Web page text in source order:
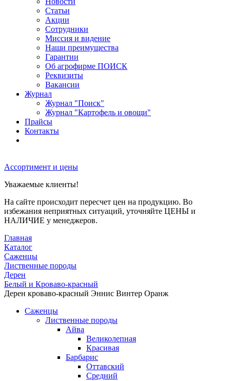
Статьи
Акции
Сотрудники
Миссия и видение
Наши преимущества
Гарантии
Об агрофирме ПОИСК
Реквизиты
Вакансии
Журнал
Журнал "Поиск"
Журнал "Картофель и овощи"
Прайсы
Контакты
Ассортимент и цены
Уважаемые клиенты!
На сайте происходит пересчет цен на продукцию. Во
избежания неприятных ситуаций, уточняйте ЦЕНЫ и
НАЛИЧИЕ у менеджеров.
Главная
Каталог
Саженцы
Лиственные породы
Дерен
Белый и Кроваво-красный
Дерен кроваво-красный Эннис Винтер Оранж
Саженцы
Лиственные породы
Айва
Великолепная
Красивая
Барбарис
Оттавский
Средний